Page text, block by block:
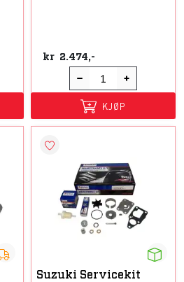
kr 2.474,-
KJØP
Suzuki Servicekit